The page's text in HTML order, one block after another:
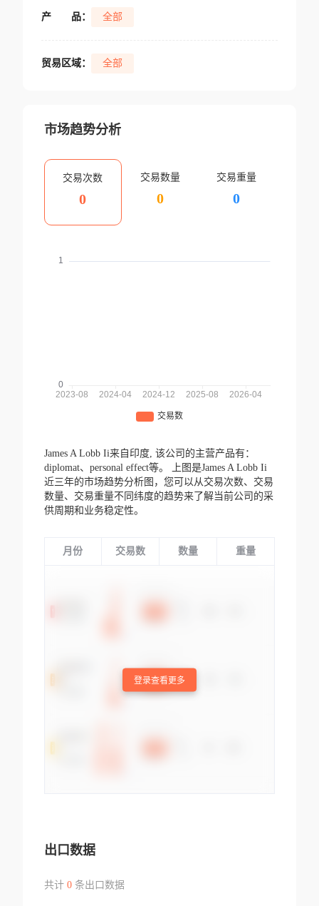
产 品： 全部
贸易区域： 全部
市场趋势分析
交易次数
0
交易数量
0
交易重量
0
James A Lobb Ii来自印度, 该公司的主营产品有：
diplomat、personal effect等。
上图是James A Lobb Ii
近三年的市场趋势分析图，您可以从交易次数、交易
数量、交易重量不同纬度的趋势来了解当前公司的采
供周期和业务稳定性。
月份 交易数 数量 重量
登录查看更多
出口数据
共计 0条出口数据